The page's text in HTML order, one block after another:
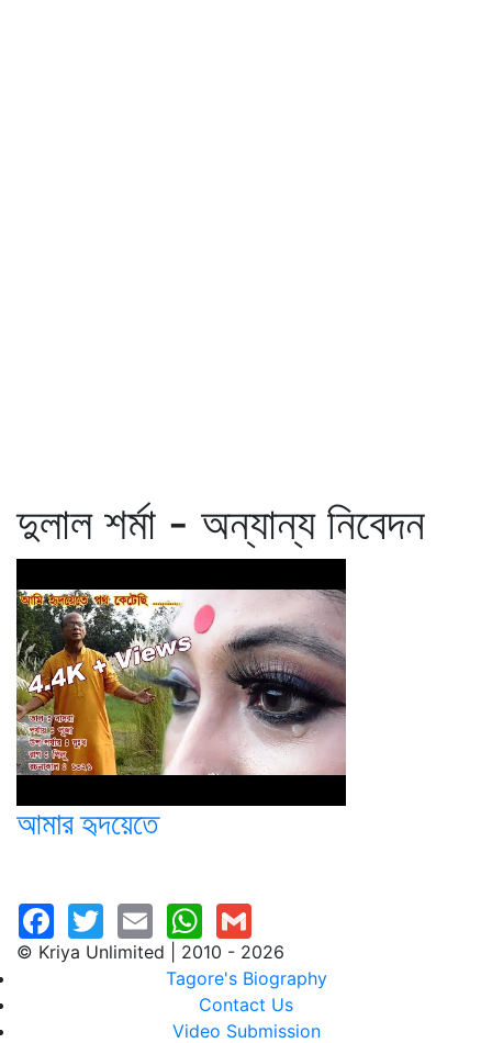
দুলাল শর্মা - অন্যান্য নিবেদন
আমার হৃদয়েতে
© Kriya Unlimited | 2010 - 2026
Tagore's Biography
Contact Us
Video Submission